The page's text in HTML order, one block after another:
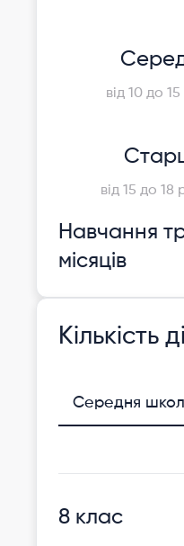
від 10 до
від 15 до 18
Навчання
місяців
Кількість
Середня
8 клас